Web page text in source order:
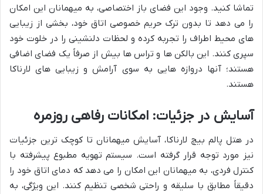
تماشا کنید. وجود این فضای باز اختصاصی، به میهمانان این امکان
را می دهد تا بدون ترک حریم خصوصی اتاق خود، بخشی از زیبایی
های محیط اطراف را تجربه کرده و لحظات دلنشینی را در خلوت خود
سپری کنند. این بالکن ها و تراس ها بیش از صرفاً یک فضای اضافی
هستند؛ آنها دروازه هایی به سوی آرامش و زیبایی های لارناکا
هستند.
آسایش در جزئیات: امکانات رفاهی روزمره
در هتل پالم بیچ لارناکا، آسایش میهمانان تا کوچک ترین جزئیات
نیز مورد توجه قرار گرفته است. سیستم تهویه مطبوع پیشرفته با
کنترل فردی، به میهمانان این امکان را می دهد که دمای اتاق خود را
دقیقاً مطابق با سلیقه و راحتی شخصی تنظیم کنند. این ویژگی، به